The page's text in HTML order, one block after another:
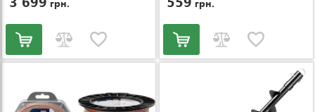
грн. грн.